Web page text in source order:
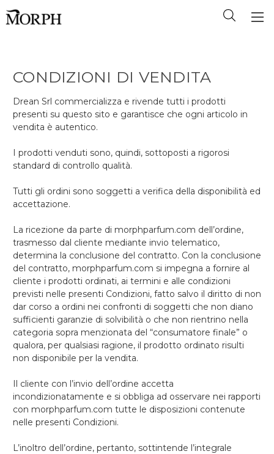
CONDIZIONI DI VENDITA
Drean Srl commercializza e rivende tutti i prodotti
presenti su questo sito e garantisce che ogni articolo in
vendita è autentico.
I prodotti venduti sono, quindi, sottoposti a rigorosi
standard di controllo qualità.
Tutti gli ordini sono soggetti a verifica della disponibilità ed
accettazione.
La ricezione da parte di morphparfum.com dell’ordine,
trasmesso dal cliente mediante invio telematico,
determina la conclusione del contratto. Con la conclusione
del contratto, morphparfum.com si impegna a fornire al
cliente i prodotti ordinati, ai termini e alle condizioni
previsti nelle presenti Condizioni, fatto salvo il diritto di non
dar corso a ordini nei confronti di soggetti che non diano
sufficienti garanzie di solvibilità o che non rientrino nella
categoria sopra menzionata del “consumatore finale” o
qualora, per qualsiasi ragione, il prodotto ordinato risulti
non disponibile per la vendita.
Il cliente con l’invio dell’ordine accetta
incondizionatamente e si obbliga ad osservare nei rapporti
con morphparfum.com tutte le disposizioni contenute
nelle presenti Condizioni.
L’inoltro dell’ordine, pertanto, sottintende l’integrale